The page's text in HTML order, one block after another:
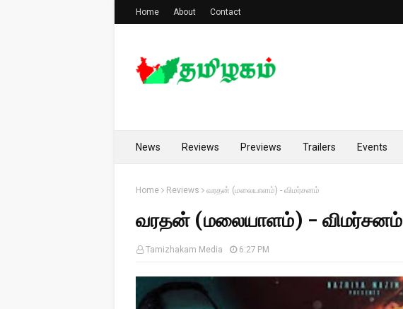
Home About Contact
News Reviews Previews Trailers Events
Home Reviews வரதன் (மலையாளம்) - விமர்சனம்
வரதன் (மலையாளம்) - விமர்சனம்
Tamizhakam Media 6:27 PM